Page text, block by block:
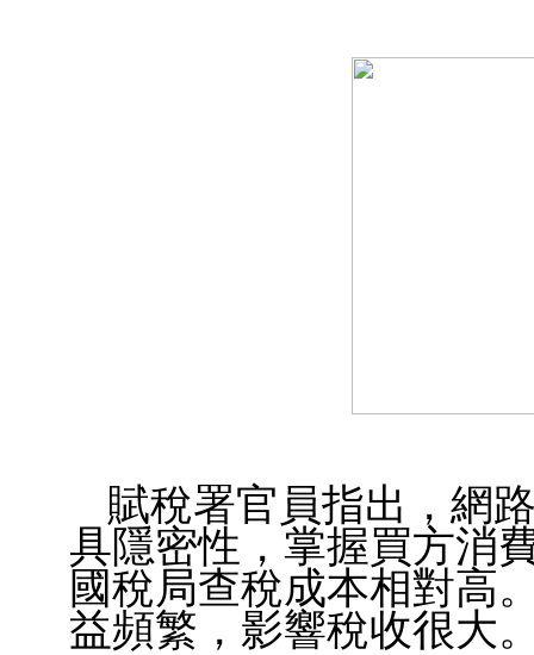
賦稅署官員指出，網
具隱密性，掌握買方消
國稅局查稅成本相對高
益頻繁，影響稅收很大